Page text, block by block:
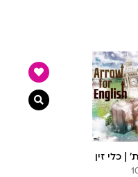
| כלי זין
צפייה